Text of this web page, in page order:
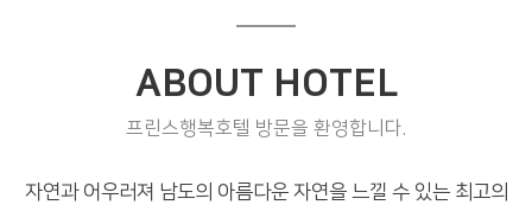
ABOUT HOTEL
프린스행복호텔 방문을 환영합니다.
자연과 어우러져 남도의 아름다운 자연을 느낄 수 있는 최고의